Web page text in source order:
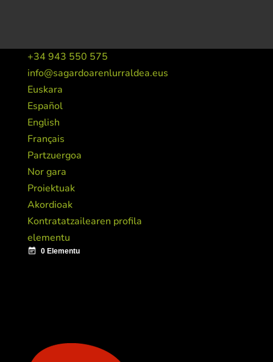
+34 943 550 575
info@sagardoarenlurraldea.eus
Euskara
Español
English
Français
Partzuergoa
Nor gara
Proiektuak
Akordioak
Kontratatzailearen profila
elementu